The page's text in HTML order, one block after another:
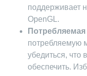
поддерживает
OpenGL.
потребляемую
убедиться, что
обеспечить.